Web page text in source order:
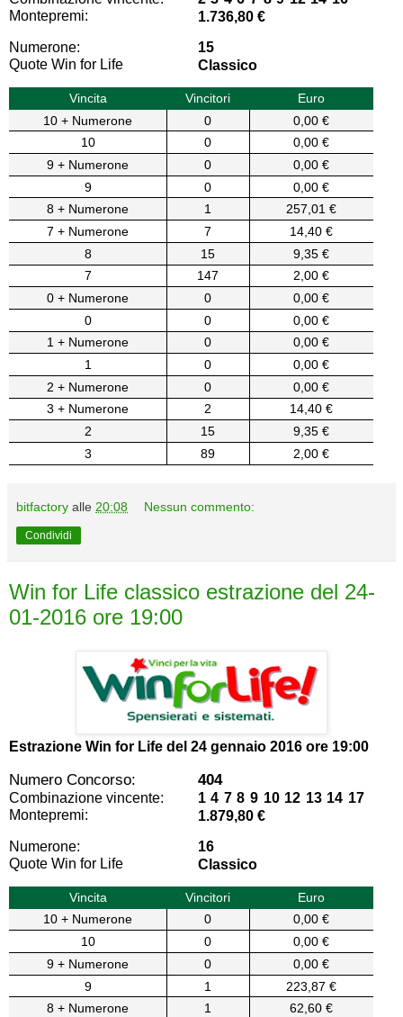
Montepremi:
1.736,80 €
Numerone:
15
Quote Win for Life
Classico
Vincita Vincitori
Euro
10 + Numerone
0
0,00 €
10
0
0,00 €
9 + Numerone
0
0,00 €
9
0
0,00 €
8 + Numerone
1
257,01 €
7 + Numerone
7
14,40 €
8
15
9,35 €
7
147
2,00 €
0 + Numerone
0
0,00 €
0
0
0,00 €
1 + Numerone
0
0,00 €
1
0
0,00 €
2 + Numerone
0
0,00 €
3 + Numerone
2
14,40 €
2
15
9,35 €
3
89 2,00 €
bitfactory alle 20:08 Nessun commento:
Condividi
Win for Life classico estrazione del 24-
01-2016 ore 19:00
Estrazione Win for Life del 24 gennaio 2016 ore 19:00
Numero Concorso: 404
Combinazione vincente:
1 4 7 8 9 10 12 13 14 17
Montepremi:
1.879,80 €
Numerone:
16
Quote Win for Life
Classico
Vincita Vincitori
Euro
10 + Numerone
0
0,00 €
10
0
0,00 €
9 + Numerone
0
0,00 €
9
1
223,87 €
8 + Numerone
1
62,60 €